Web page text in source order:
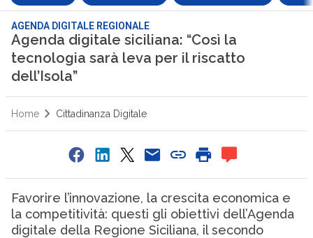
AGENDA DIGITALE REGIONALE
Agenda digitale siciliana: “Così la
tecnologia sarà leva per il riscatto
dell’Isola”
Home Cittadinanza Digitale
Favorire l’innovazione, la crescita economica e
la competitività: questi gli obiettivi dell’Agenda
digitale della Regione Siciliana, il secondo